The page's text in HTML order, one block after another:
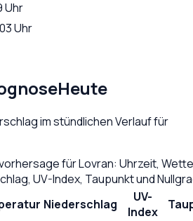
Uhr
Uhr
Heute
im stündlichen Verlauf für
fürLovran: Uhrzeit,
UV-Index, Taupunkt und
Niederschlag
UV-
Index